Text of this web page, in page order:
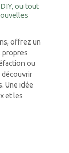
ou tout
offrez un
propres
ou
Une idée
et les